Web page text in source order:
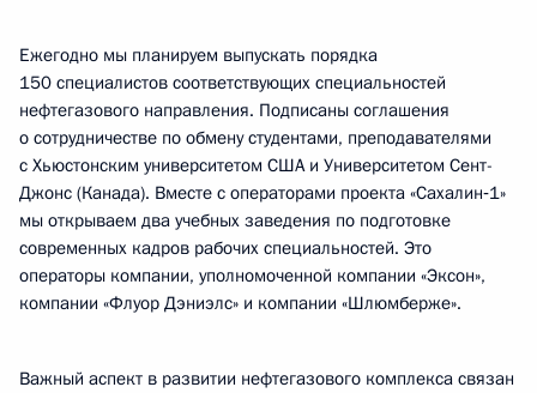
Ежегодно мы планируем выпускать порядка
150 специалистов соответствующих специальностей
нефтегазового направления. Подписаны соглашения
о сотрудничестве по обмену студентами, преподавателями
с Хьюстонским университетом США и Университетом Сент-
Джонс (Канада). Вместе с операторами проекта «Сахалин‑1»
мы открываем два учебных заведения по подготовке
современных кадров рабочих специальностей. Это
операторы компании, уполномоченной компании «Эксон»,
компании «Флуор Дэниэлс» и компании «Шлюмберже».
Важный аспект в развитии нефтегазового комплекса связан